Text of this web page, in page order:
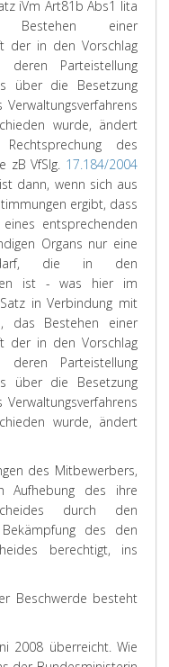
iVm Art81b Abs1 lita
einer
der in den Vorschlag
deren Parteistellung
über die Besetzung
wurde, ändert
des
zB VfSlg. 17.184/2004
dann, wenn sich aus
ergibt, dass
entsprechenden
Organs nur eine
darf, die in den
ist - was hier im
in Verbindung mit
das Bestehen einer
der in den Vorschlag
deren Parteistellung
über die Besetzung
wurde, ändert
des Mitbewerbers,
Aufhebung des ihre
durch den
des den
berechtigt, ins
Beschwerde besteht
2008 überreicht. Wie